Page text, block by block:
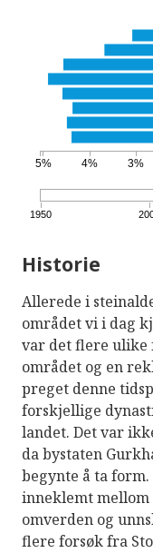
3%
4%
5%
1950
Historie
Allerede i
området vi i dag
var det flere ulike
området og en
preget denne
forskjellige
landet. Det var
da bystaten
begynte å ta
inneklemt
omverden og
flere forsøk fra